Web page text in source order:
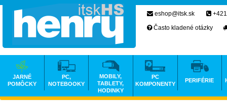
eshop@itsk.sk
Často kladené otázky
JARNÉ
POMÔCKY
PC,
NOTEBOOKY
MOBILY,
TABLETY,
HODINKY
PC
KOMPONENTY
PERIFÉRIE